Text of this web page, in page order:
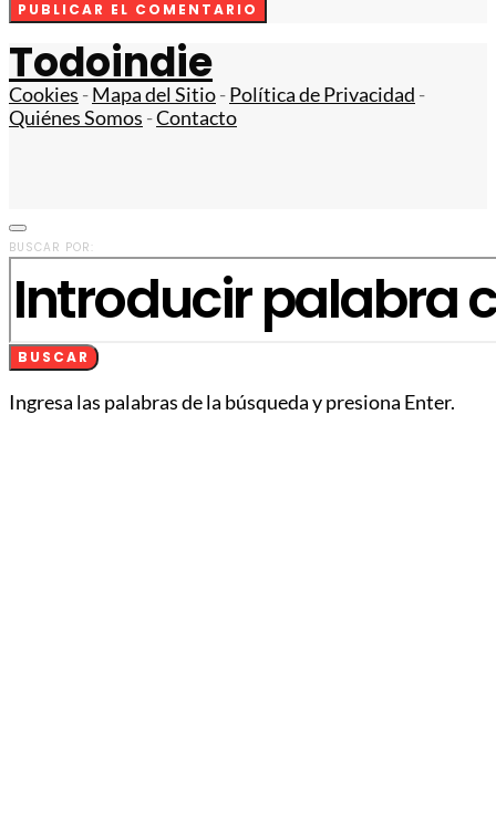
Todoindie
Cookies -Mapa del Sitio-Política de Privacidad -
Quiénes Somos -Contacto
BUSCAR POR:
BUSCAR
Ingresa las palabras de la búsqueda y presiona Enter.